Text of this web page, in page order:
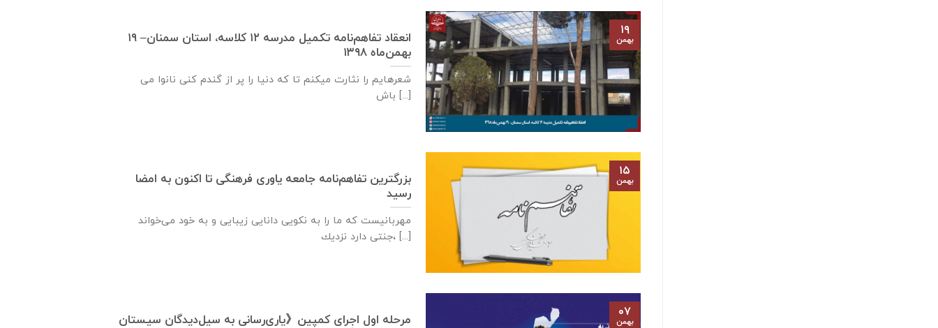
انعقاد تفاهم‌نامه تكميل مدرسه ۱۲ كلاسه، استان سمنان– ۱۹
بهمن‌ماه ۱۳۹۸
شعرهایم را نثارت میکنم تا که دنیا را پر از گندم کنی نانوا می
باش [...]
۱۹
بهمن
بزرگترین تفاهم‌نامه جامعه یاوری فرهنگی تا اکنون به امضا
رسید
مهربانيست كه ما را به نكويی دانايی زيبايی و به خود می‌خواند
جنتی دارد نزديك، [...]
۱۵
بهمن
مرحله اول اجرای کمپین《یاری‌رسانی به سیل‌دیدگان سیستان
۰۷
بهمن